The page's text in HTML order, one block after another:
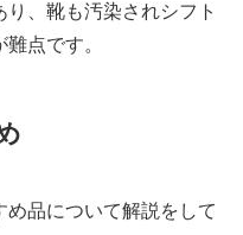
、靴も汚染されシフト
点です。
め品について解説をして